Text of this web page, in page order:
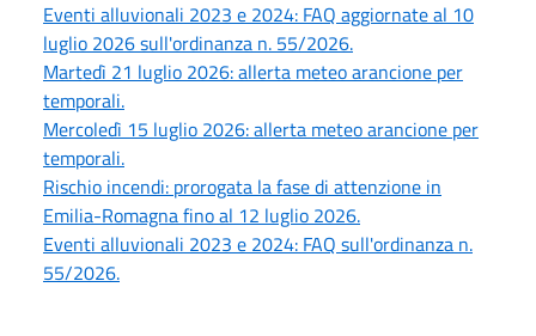
Eventi alluvionali 2023 e 2024: FAQ aggiornate al 10
luglio 2026 sull'ordinanza n. 55/2026.
Martedì 21 luglio 2026: allerta meteo arancione per
temporali.
Mercoledì 15 luglio 2026: allerta meteo arancione per
temporali.
Rischio incendi: prorogata la fase di attenzione in
Emilia-Romagna fino al 12 luglio 2026.
Eventi alluvionali 2023 e 2024: FAQ sull'ordinanza n.
55/2026.